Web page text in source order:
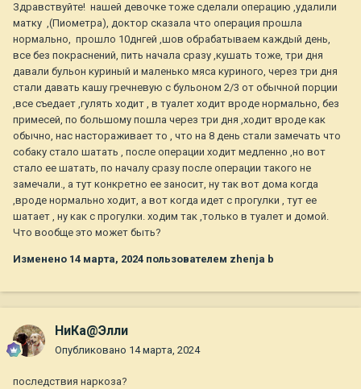
Здравствуйте! нашей девочке тоже сделали операцию ,удалили
матку ,(Пиометра), доктор сказала что операция прошла
нормально, прошло 10днгей ,шов обрабатываем каждый день,
все без покраснений, пить начала сразу ,кушать тоже, три дня
давали бульон куриный и маленько мяса куриного, через три дня
стали давать кашу гречневую с бульоном 2/3 от обычной порции
,все съедает ,гулять ходит , в туалет ходит вроде нормально, без
примесей, по большому пошла через три дня ,ходит вроде как
обычно, нас настораживает то , что на 8 день стали замечать что
собаку стало шатать , после операции ходит медленно ,но вот
стало ее шатать, по началу сразу после операции такого не
замечали., а тут конкретно ее заносит, ну так вот дома когда
,вроде нормально ходит, а вот когда идет с прогулки , тут ее
шатает , ну как с прогулки. ходим так ,только в туалет и домой.
Что вообще это может быть?
Изменено 14 марта, 2024 пользователем zhenja b
НиКа@Элли
Опубликовано 14 марта, 2024
последствия наркоза?